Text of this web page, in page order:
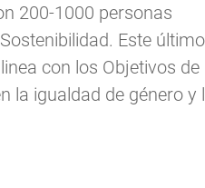
200-1000 personas
Este último
con los Objetivos de
la igualdad de género y